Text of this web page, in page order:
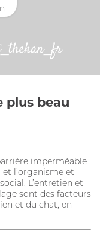
plus beau
imperméable
l’organisme et
L’entretien et
sont des facteurs
et du chat, en
Mot passe oublié?